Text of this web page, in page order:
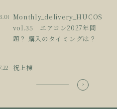
Monthly_delivery_HUCOS
vol.35 エアコン2027年問
題？ 購入のタイミングは？
祝上棟